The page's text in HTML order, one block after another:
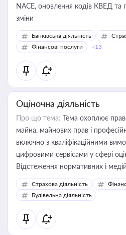
NACE, оновлення кодів КВЕД та
зміни
Банківська діяльність
Фінансові послуги
+13
Оціночна діяльність
Про що тема: Тема охоплює
майна, майнових прав і
включно з кваліфікаційними
цифровими сервісами у сфері
Відстеження нормативних і
корисне для власника бізнесу,
бухгалтера під час
державного майна,
статусу суб'єктів оціночної
Страхова діяльність
Будівельна діяльність